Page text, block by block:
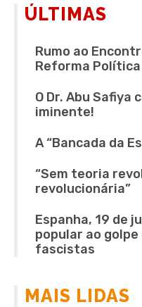
ÚLTIMAS
Rumo ao
Reforma Política
O Dr. Abu
iminente!
A “Bancada da
“Sem teoria
revolucionária”
Espanha, 19 de
popular ao
fascistas
MAIS LIDAS